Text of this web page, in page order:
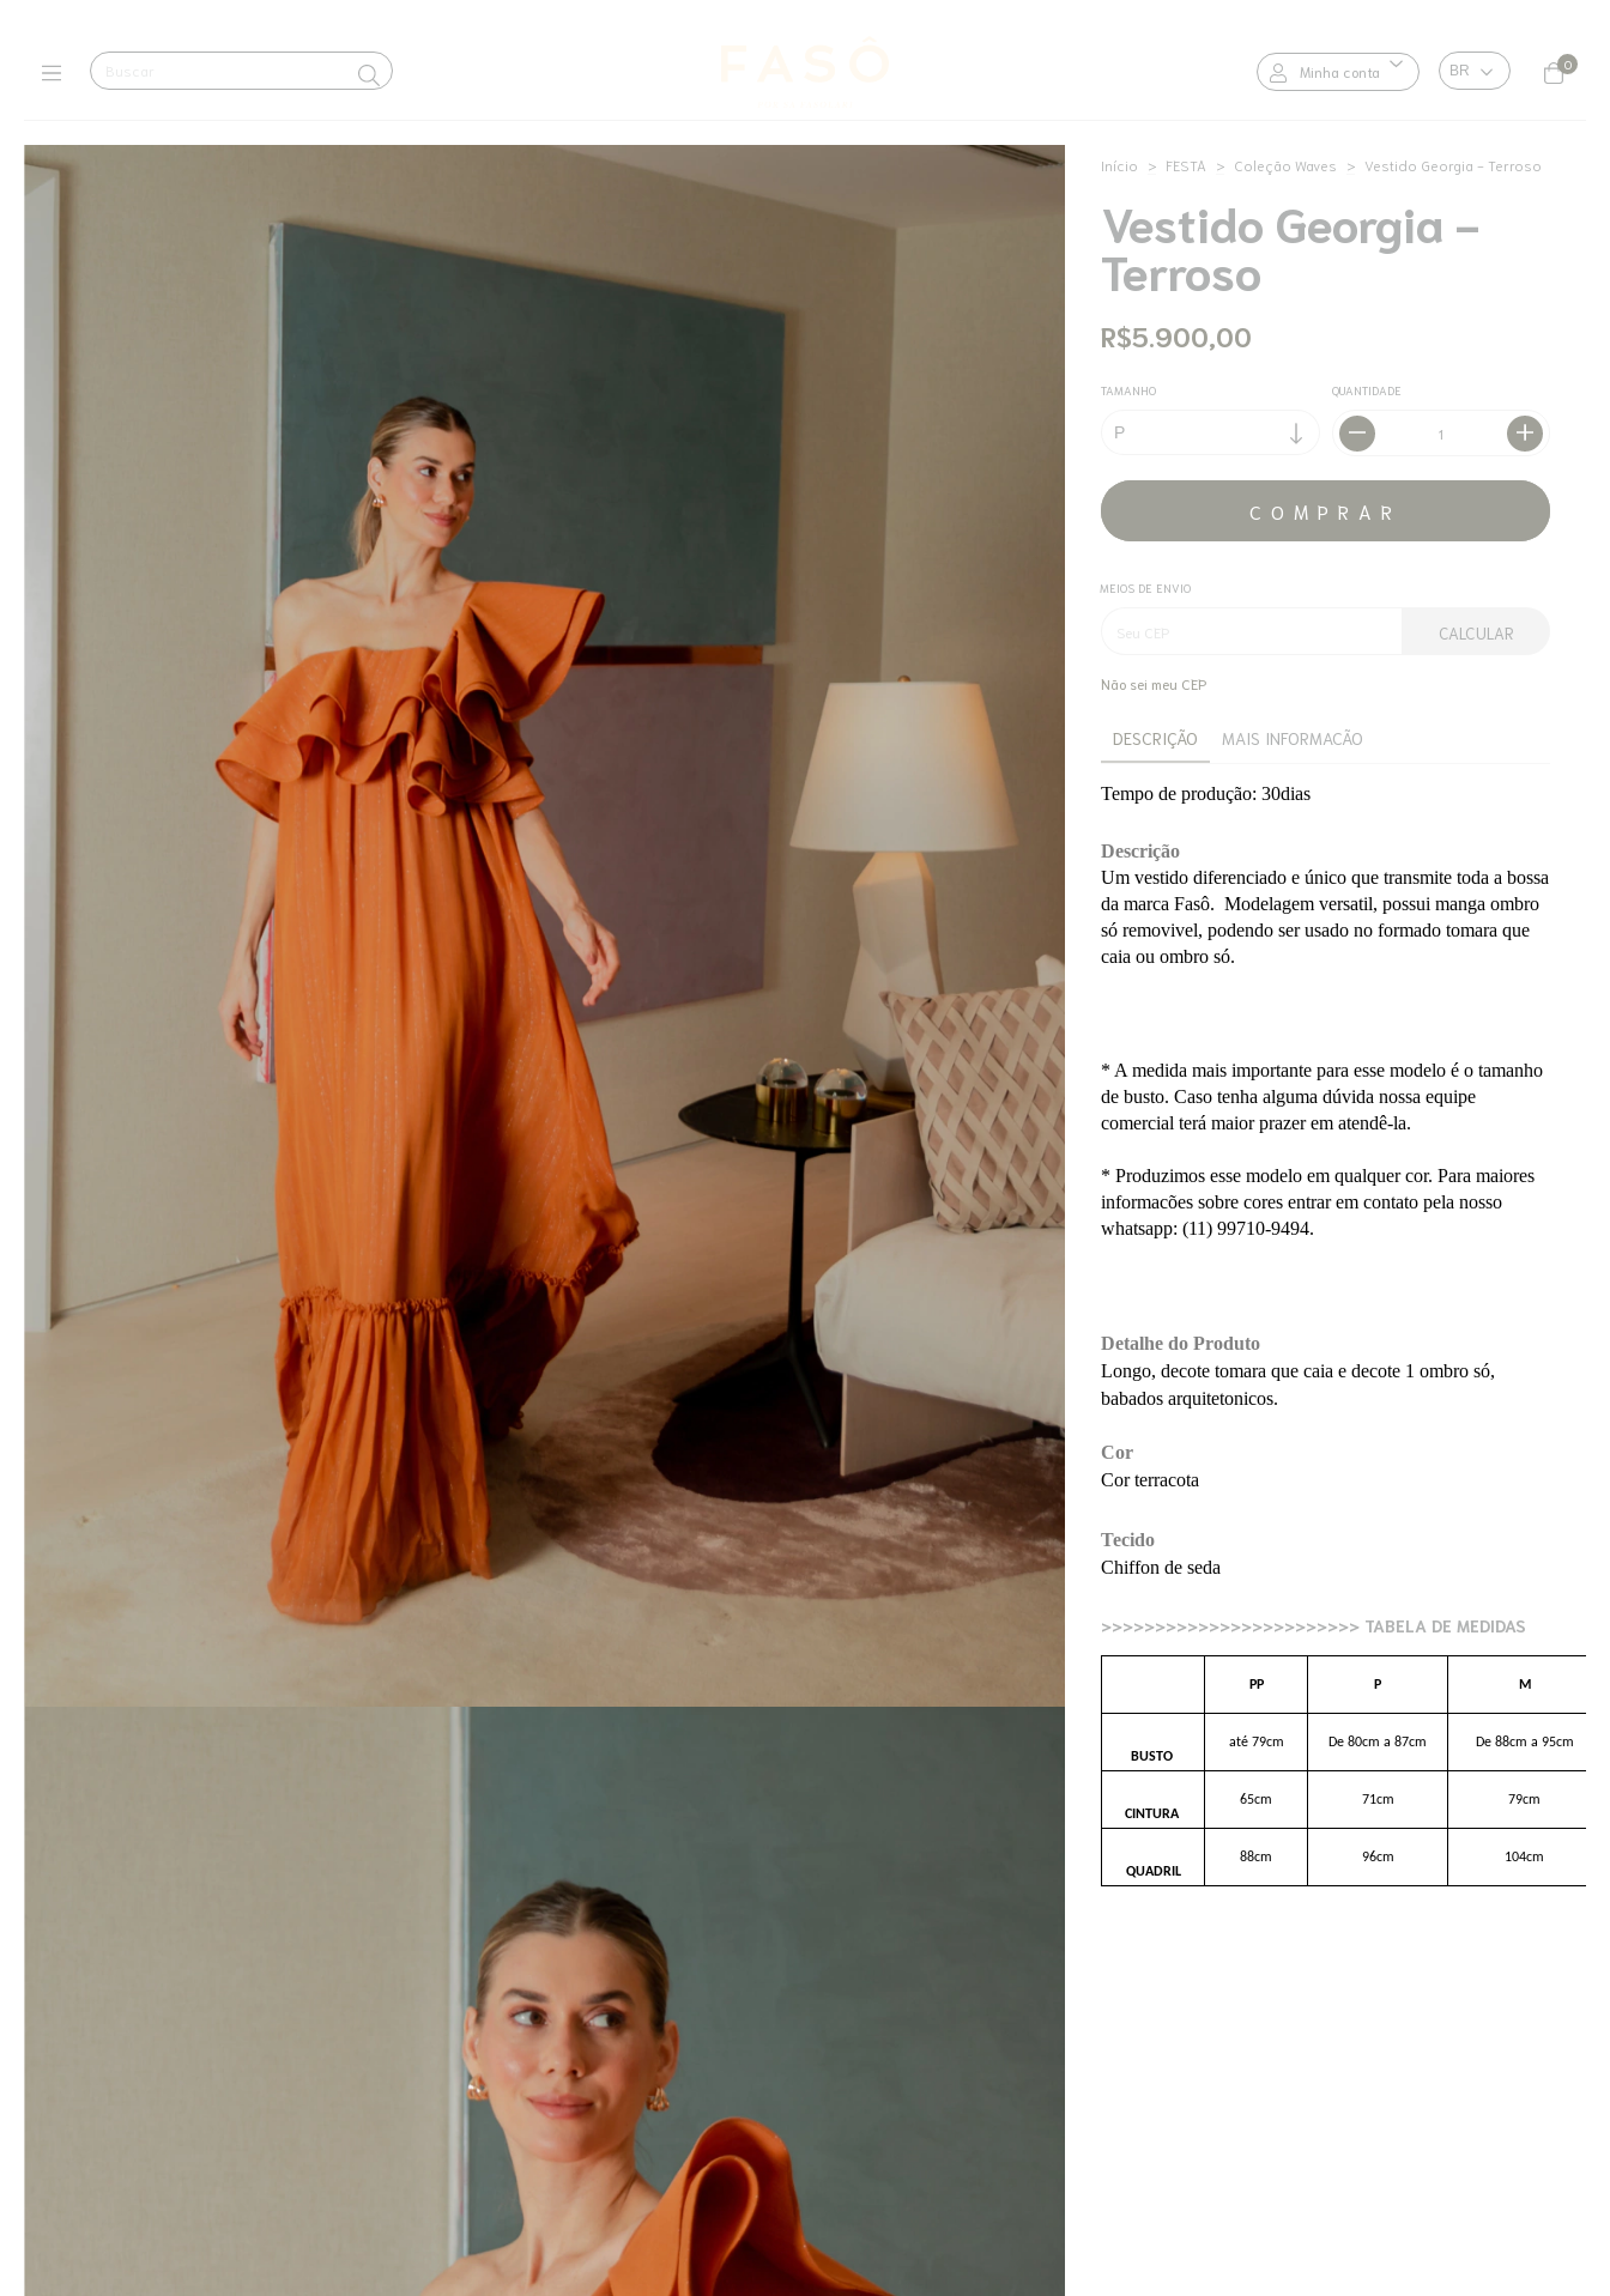
Minha conta 0
Início > FESTA > Coleção Waves > Vestido Georgia - Terroso
Vestido Georgia -
Terroso
R$5.900,00
TAMANHO QUANTIDADE
MEIOS DE ENVIO
CALCULAR
Não sei meu CEP
DESCRIÇÃO MAIS INFORMACÃO
Tempo de produção: 30dias
Descrição
Um vestido diferenciado e único que transmite toda a bossa
da marca Fasô. Modelagem versatil, possui manga ombro
só removivel, podendo ser usado no formado tomara que
caia ou ombro só.
* A medida mais importante para esse modelo é o tamanho
de busto. Caso tenha alguma dúvida nossa equipe
comercial terá maior prazer ematendê-la.
* Produzimos esse modelo em qualquer cor. Para maiores
informacões sobre cores entrar em contato pela nosso
whatsapp: (11) 99710-9494.
Detalhe do Produto
Longo, decote tomara que caia e decote 1 ombro só,
babados arquitetonicos.
Cor
Cor terracota
Tecido
Chiffon de seda
>>>>>>>>>>>>>>>>>>>>>>>> TABELA DE MEDIDAS
PP P M
BUSTO
até 79cm De 80cm a 87cm De 88cm a 95cm
CINTURA
65cm 71cm 79cm
QUADRIL
88cm 96cm 104cm